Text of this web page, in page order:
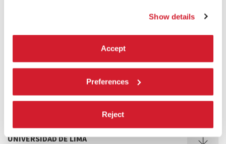
Show details
Accept
Preferences
Reject
MANCHESTER SCHOOL OF ARCHITECTURE
FACULTAD DE ARQUITECTURA - UNIVERSIDAD
DEL DESARROLLO, SANTIAGO
UNIVERSIDAD DE LIMA